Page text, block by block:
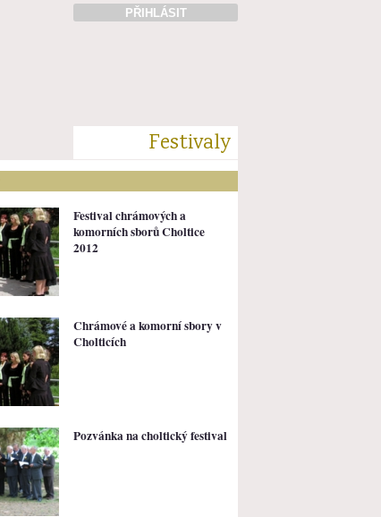
PŘIHLÁSIT
Festivaly
Festival chrámových a
komorních sborů Choltice
2012
Chrámové a komorní sbory v
Cholticích
Pozvánka na choltický festival